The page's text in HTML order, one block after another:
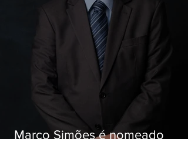
Marco Simões é nomeado